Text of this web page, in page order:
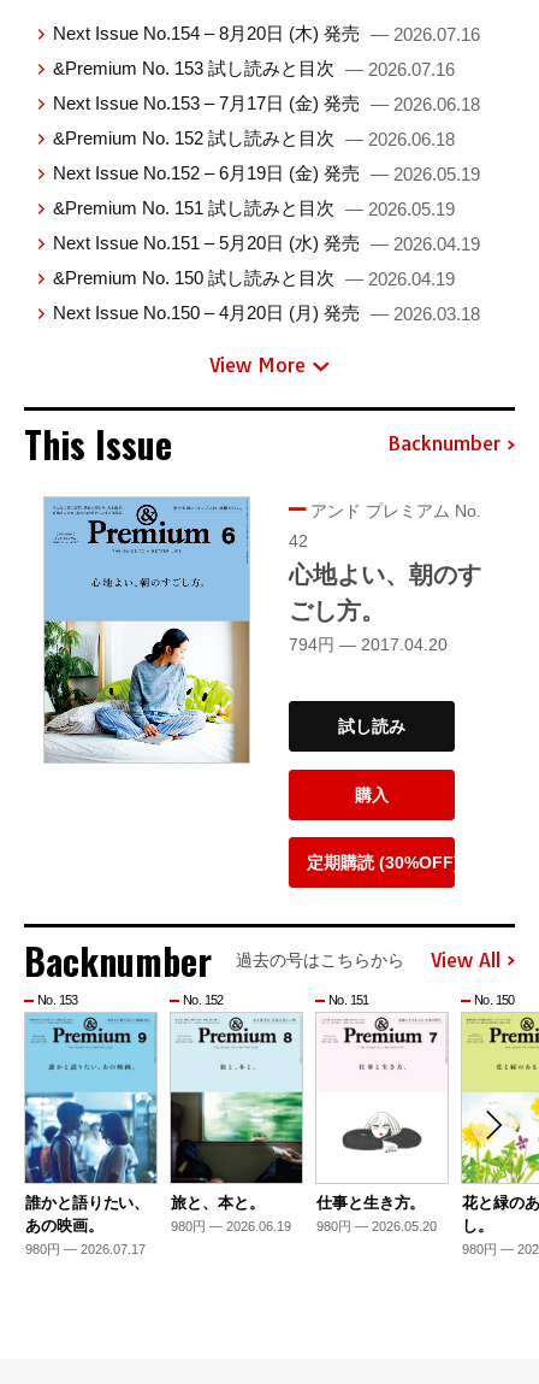
Next Issue No.154 – 8月20日 (木) 発売 — 2026.07.16
&Premium No. 153 試し読みと目次 — 2026.07.16
Next Issue No.153 – 7月17日 (金) 発売 — 2026.06.18
&Premium No. 152 試し読みと目次 — 2026.06.18
Next Issue No.152 – 6月19日 (金) 発売 — 2026.05.19
&Premium No. 151 試し読みと目次 — 2026.05.19
Next Issue No.151 – 5月20日 (水) 発売 — 2026.04.19
&Premium No. 150 試し読みと目次 — 2026.04.19
Next Issue No.150 – 4月20日 (月) 発売 — 2026.03.18
View More
This Issue Backnumber
アンド プレミアム No.
42
心地よい、朝のす
ごし方。
794円 — 2017.04.20
試し読み
購入
定期購読 (30%OFF)
Backnumber 過去の号はこちらから View All
No. 153
誰かと語りたい、
あの映画。
980円 — 2026.07.17
No. 152
旅と、本と。
980円 — 2026.06.19
No. 151
仕事と生き方。
980円 — 2026.05.20
No. 150
花と緑の
し。
980円 —